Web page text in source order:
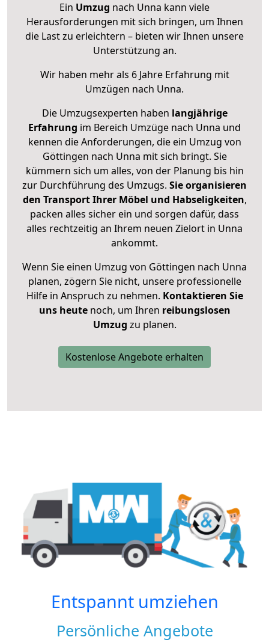
Ein Umzug nach Unna kann viele
Herausforderungen mit sich bringen, um Ihnen
die Last zu erleichtern – bieten wir Ihnen unsere
Unterstützung an.
Wir haben mehr als 6 Jahre Erfahrung mit
Umzügen nach Unna.
Die Umzugsexperten haben langjährige
Erfahrung im Bereich Umzüge nach Unna und
kennen die Anforderungen, die ein Umzug von
Göttingen nach Unna mit sich bringt. Sie
kümmern sich um alles, von der Planung bis hin
zur Durchführung des Umzugs. Sie organisieren
den Transport Ihrer Möbel und Habseligkeiten,
packen alles sicher ein und sorgen dafür, dass
alles rechtzeitig an Ihrem neuen Zielort in Unna
ankommt.
Wenn Sie einen Umzug von Göttingen nach Unna
planen, zögern Sie nicht, unsere professionelle
Hilfe in Anspruch zu nehmen. Kontaktieren Sie
uns heutenoch, um Ihren reibungslosen
Umzug zu planen.
Kostenlose Angebote erhalten
Entspannt umziehen
Persönliche Angebote